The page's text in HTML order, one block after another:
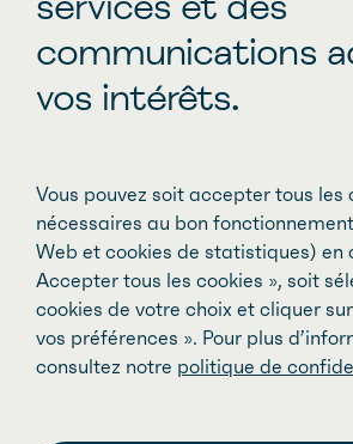
communications
vos intérêts.
Vous pouvez soit accepter tous les
nécessaires au bon
Web et cookies de statistiques) en
Accepter tous les cookies », soit
cookies de votre choix et cliquer
vos préférences ». Pour plus
consultez notre politique de
Québec, l’Association des
Québec, l’Association des
anesthésiologistes du
évaluations préopératoires
contribuant ainsi à réduire le
consultations auprès des
éliminer les tests superflus et
les délais avant qu’un patient